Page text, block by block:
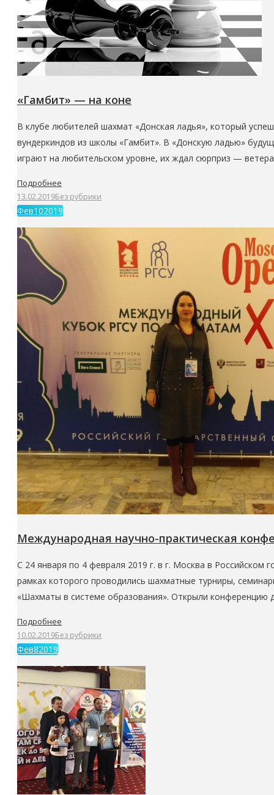
«Гамбит» — на коне
В клубе любителей шахмат «Донская ладья», который
вундеркиндов из школы «Гамбит». В «Донскую ладью»
играют на любительском уровне, их ждал сюрприз —
Подробнее
13.02.2019Без рубрики
Фев102019
Международная научно-практическая
С 24 января по 4 февраля 2019 г. в г. Москва в
рамках которого проводились шахматные турниры,
«Шахматы в системе образования». Открыли
Подробнее
10.02.2019Без рубрики
Фев82019